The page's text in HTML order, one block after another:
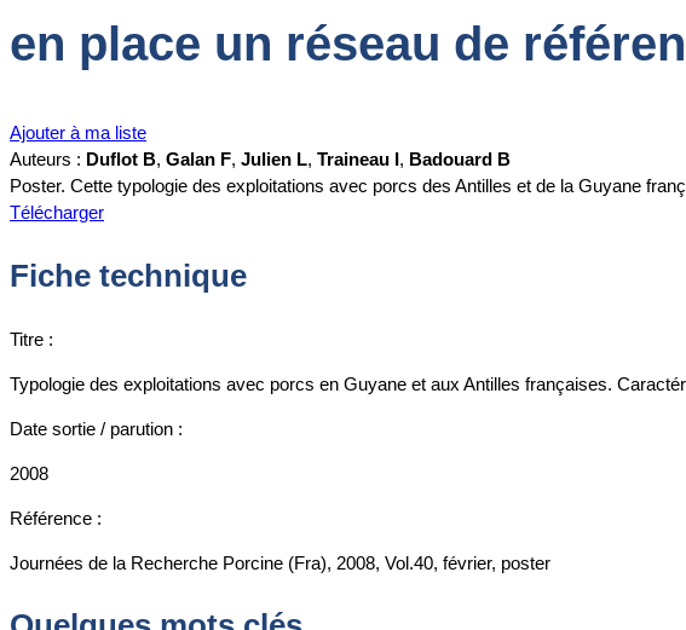
en place un réseau de
Ajouter à ma liste
Auteurs : Duflot B, Galan F, Julien L, Traineau I, Badouard B
Poster. Cette typologie des exploitations avec porcs des Antilles et de la Guyane
Télécharger
Fiche technique
Titre :
Typologie des exploitations avec porcs en Guyane et aux Antilles françaises.
Date sortie / parution :
2008
Référence :
Journées de la Recherche Porcine (Fra), 2008, Vol.40, février, poster